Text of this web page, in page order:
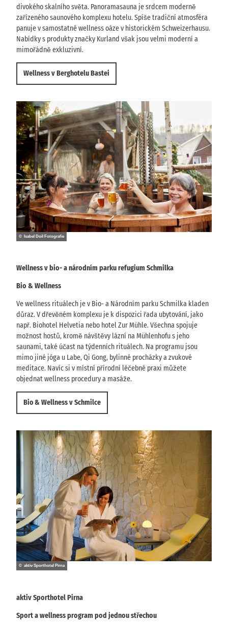
divokého skalního světa. Panoramasauna je srdcem moderně
zařízeného saunového komplexu hotelu. Spíše tradiční atmosféra
panuje v samostatné wellness oáze v historickém Schweizerhausu.
Nabídky s produkty značky Kurland však jsou velmi moderní a
mimořádně exkluzivní.
Wellness v Berghotelu Bastei
© Isabel Doil Fotografie
Wellness v bio- a národním parku refugium Schmilka
Bio & Wellness
Ve wellness rituálech je v Bio- a Národním parku Schmilka kladen
důraz. V dřevěném komplexu je k dispozici řada ubytování, jako
např. Biohotel Helvetia nebo hotel Zur Mühle. Všechna spojuje
možnost hostů, kromě návštěvy lázní na Mühlenhofu s jeho
saunami, také účast na týdenních rituálech. Na programu jsou
mimo jiné jóga u Labe, Qi Gong, bylinné procházky a zvukové
meditace. Navíc si v místní přírodní léčebné praxi můžete
objednat wellness procedury a masáže.
Bio & Wellness v Schmilce
aktiv Sporthotel Pirna
Sport a wellness program pod jednou střechou
© aktiv Sporthotel Pirna